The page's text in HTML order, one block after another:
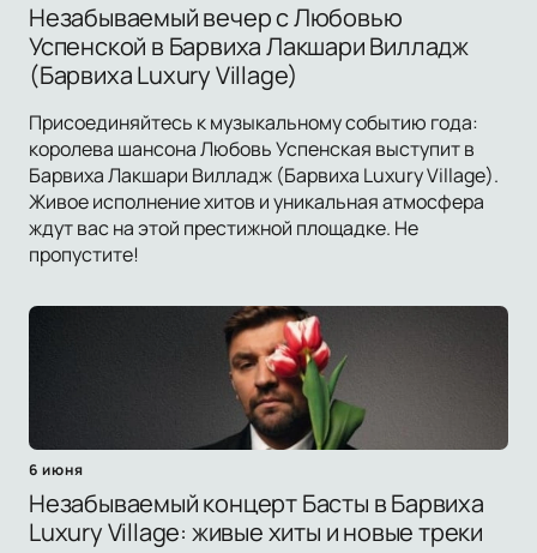
Незабываемый вечер с Любовью
Успенской в Барвиха Лакшари Вилладж
(Барвиха Luxury Village)
Присоединяйтесь к музыкальному событию года:
королева шансона Любовь Успенская выступит в
Барвиха Лакшари Вилладж (Барвиха Luxury Village).
Живое исполнение хитов и уникальная атмосфера
ждут вас на этой престижной площадке. Не
пропустите!
6 июня
Незабываемый концерт Басты в Барвиха
Luxury Village: живые хиты и новые треки